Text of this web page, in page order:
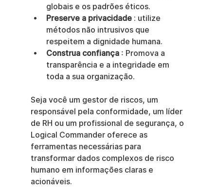
globais e os padrões éticos.
Preserve a privacidade : utilize
métodos não intrusivos que
respeitem a dignidade humana.
Construa confiança : Promova a
transparência e a integridade em
toda a sua organização.
Seja você um gestor de riscos, um
responsável pela conformidade, um líder
de RH ou um profissional de segurança, o
Logical Commander oferece as
ferramentas necessárias para
transformar dados complexos de risco
humano em informações claras e
acionáveis.